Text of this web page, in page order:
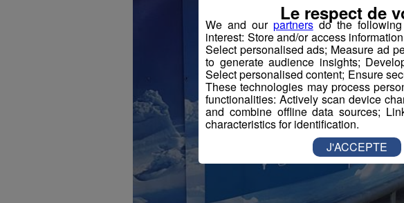
We and our partnersdo the following
interest: Store and/or access
Select personalised ads; Measure ad
to generate audience insights;
Select personalised content; Ensure
These technologies may process
functionalities: Actively scan device
and combine offline data sources;
characteristics for identification.
Le respect de
J'ACCEPTE